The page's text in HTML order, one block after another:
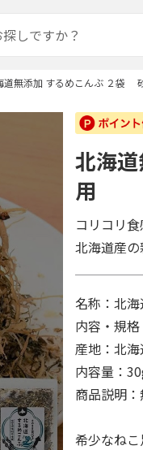
道無添加 するめこんぶ ２袋
北海
用
コリコリ
北海道産
名称：北
内容・規
産地：北
内容量：
商品説明
希少なね